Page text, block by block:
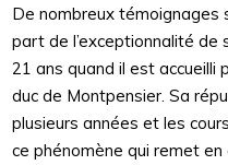
De nombreux témoignages
part de l’exceptionnalité de
21 ans quand il est accueilli
duc de Montpensier. Sa
plusieurs années et les
ce phénomène qui remet